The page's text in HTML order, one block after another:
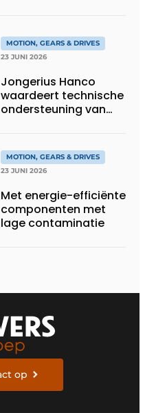
MOTION, GEARS & DRIVES
23 JUNI 2026
Jongerius Hanco
waardeert technische
ondersteuning van
MOTION, GEARS & DRIVES
23 JUNI 2026
Met energie-efficiënte
componenten met
lage contaminatie
op